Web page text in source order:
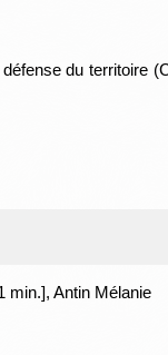
du territoire
min.], Antin Mélanie